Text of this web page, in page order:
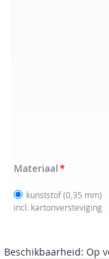
Materiaal
kunststof (0,35 mm)
incl. kartonversteviging
Beschikbaarheid: Op